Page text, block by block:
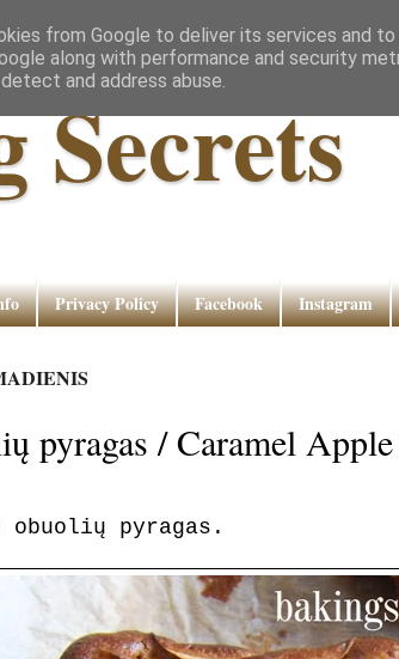
Secrets
Privacy Policy Facebook Instagram
pyragas / Caramel
obuolių pyragas.
from Google to deliver its services and
along with performance and security
and address abuse.